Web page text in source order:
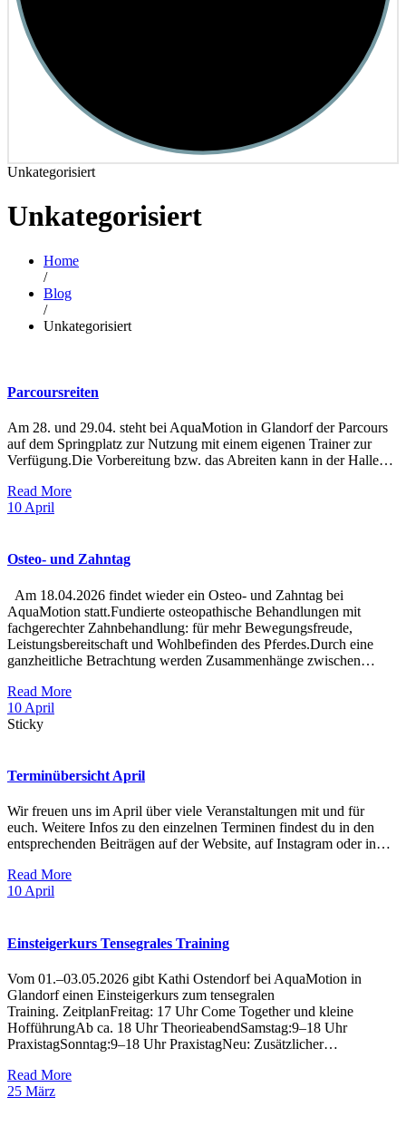
Unkategorisiert
Unkategorisiert
Home
/
Blog
/
Unkategorisiert
Parcoursreiten
Am 28. und 29.04. steht bei AquaMotion in Glandorf der Parcours
auf dem Springplatz zur Nutzung mit einem eigenen Trainer zur
Verfügung.Die Vorbereitung bzw. das Abreiten kann in der Halle…
Read More
10 April
Osteo- und Zahntag
Am 18.04.2026 findet wieder ein Osteo- und Zahntag bei
AquaMotion statt.Fundierte osteopathische Behandlungen mit
fachgerechter Zahnbehandlung: für mehr Bewegungsfreude,
Leistungsbereitschaft und Wohlbefinden des Pferdes.Durch eine
ganzheitliche Betrachtung werden Zusammenhänge zwischen…
Read More
10 April
Sticky
Terminübersicht April
Wir freuen uns im April über viele Veranstaltungen mit und für
euch. Weitere Infos zu den einzelnen Terminen findest du in den
entsprechenden Beiträgen auf der Website, auf Instagram oder in…
Read More
10 April
Einsteigerkurs Tensegrales Training
Vom 01.–03.05.2026 gibt Kathi Ostendorf bei AquaMotion in
Glandorf einen Einsteigerkurs zum tensegralen
Training. ZeitplanFreitag: 17 Uhr Come Together und kleine
HofführungAb ca. 18 Uhr TheorieabendSamstag:9–18 Uhr
PraxistagSonntag:9–18 Uhr PraxistagNeu: Zusätzlicher…
Read More
25 März